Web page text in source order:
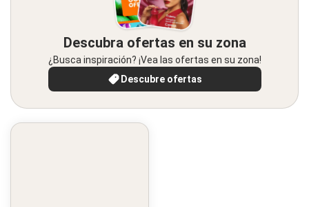
Descubra ofertas en su zona
¿Busca inspiración? ¡Vea las ofertas en su zona!
Descubre ofertas